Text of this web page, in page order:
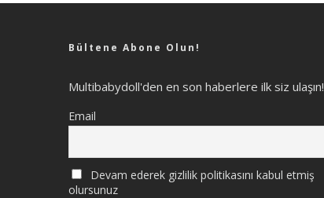
Bültene Abone Olun!
Multibabydoll'den en son haberlere ilk siz ulaşın!
Email
Devam ederek gizlilik politikasını kabul etmiş
olursunuz